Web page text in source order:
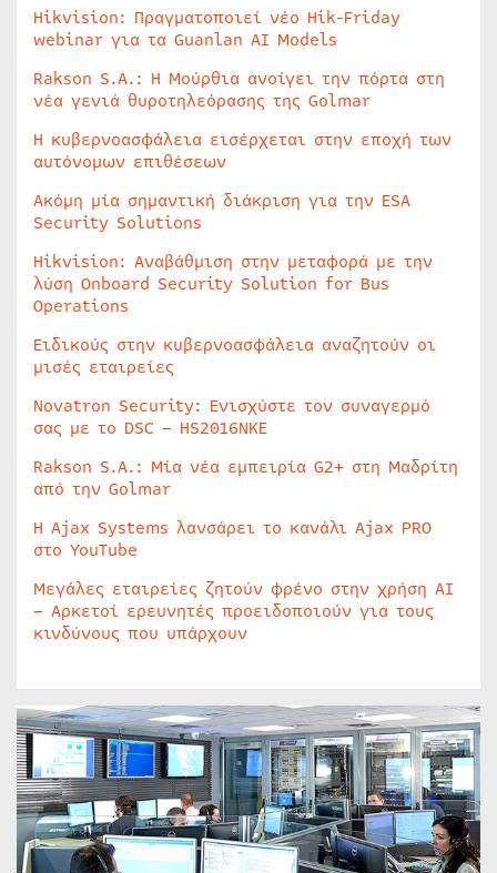
Hikvision: Πραγματοποιεί νέο Hik-Friday
webinar για τα Guanlan AI Models
Rakson S.A.: Η Μούρθια ανοίγει την πόρτα στη
νέα γενιά θυροτηλεόρασης της Golmar
Η κυβερνοασφάλεια εισέρχεται στην εποχή των
αυτόνομων επιθέσεων
Ακόμη μία σημαντική διάκριση για την ESA
Security Solutions
Hikvision: Αναβάθμιση στην μεταφορά με την
λύση Onboard Security Solution for Bus
Operations
Ειδικούς στην κυβερνοασφάλεια αναζητούν οι
μισές εταιρείες
Novatron Security: Ενισχύστε τον συναγερμό
σας με το DSC – HS2016NKE
Rakson S.A.: Μία νέα εμπειρία G2+ στη Μαδρίτη
από την Golmar
Η Ajax Systems λανσάρει το κανάλι Ajax PRO
στο YouTube
Μεγάλες εταιρείες ζητούν φρένο στην χρήση AI
– Αρκετοί ερευνητές προειδοποιούν για τους
κινδύνους που υπάρχουν